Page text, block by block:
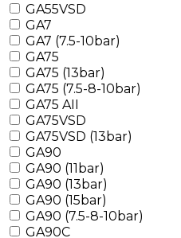
GA55VSD
GA7
GA7 (7.5-10bar)
GA75
GA75 (13bar)
GA75 (7.5-8-10bar)
GA75 AII
GA75VSD
GA75VSD (13bar)
GA90
GA90 (11bar)
GA90 (13bar)
GA90 (15bar)
GA90 (7.5-8-10bar)
GA90C